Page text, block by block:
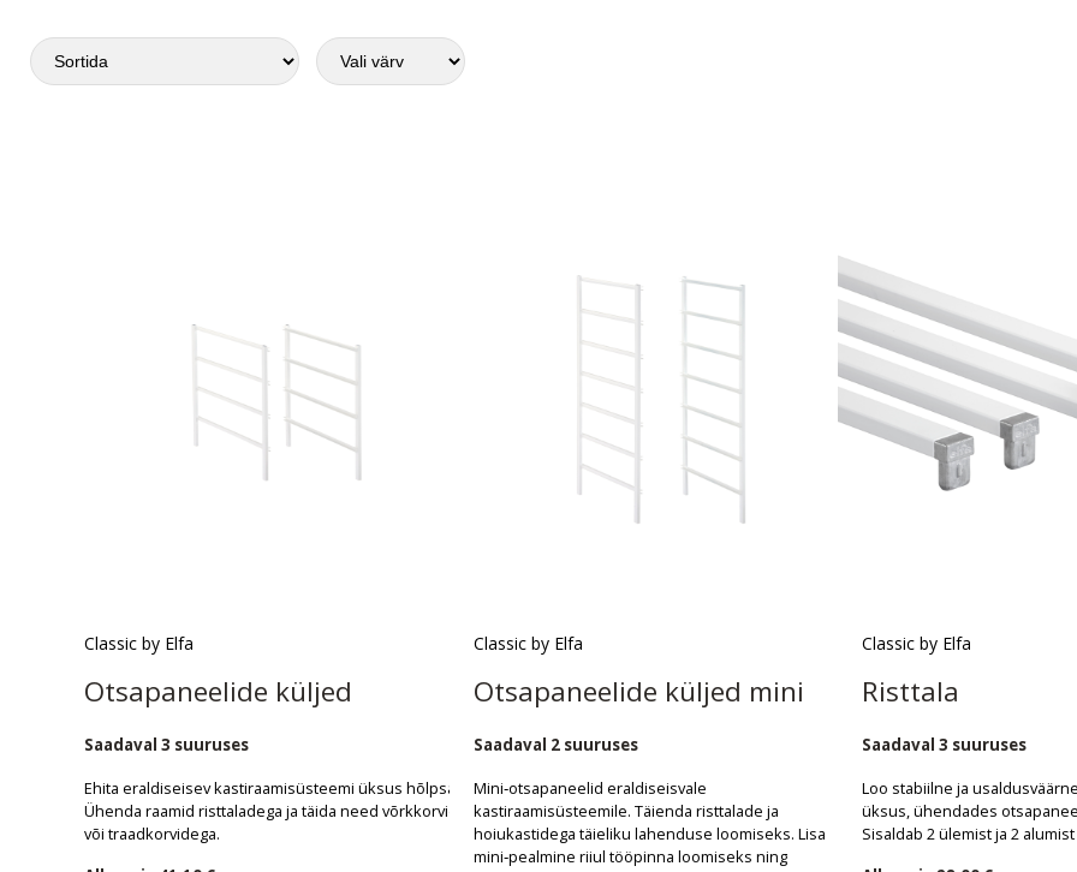
Classic by Elfa
Otsapaneelide küljed
Saadaval 3 suuruses
Ehita eraldiseisev kastiraamisüsteemi üksus hõlpsalt.
Ühenda raamid risttaladega ja täida need võrkkorvide
või traadkorvidega.
Classic by Elfa
Otsapaneelide küljed mini
Saadaval 2 suuruses
Mini‑otsapaneelid eraldiseisvale
kastiraamisüsteemile. Täienda risttalade ja
hoiukastidega täieliku lahenduse loomiseks. Lisa
mini‑pealmine riiul tööpinna loomiseks ning
Classic by Elfa
Risttala
Saadaval 3 suuruses
Loo stabiilne ja
üksus, ühendades
Sisaldab 2 ülemist ja 2